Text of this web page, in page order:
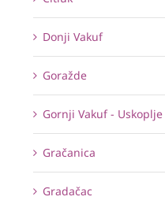
Donji Vakuf
Goražde
Gornji Vakuf - Uskoplje
Gračanica
Gradačac